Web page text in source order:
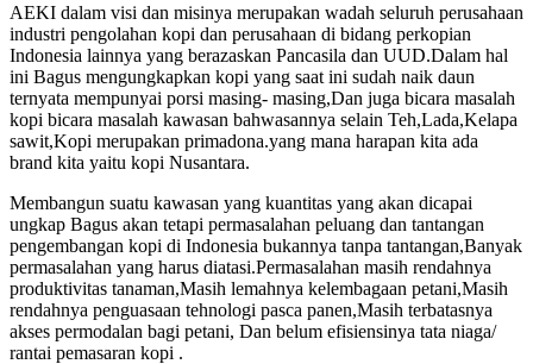
AEKI dalam visi dan misinya merupakan wadah seluruh perusahaan
industri pengolahan kopi dan perusahaan di bidang perkopian
Indonesia lainnya yang berazaskan Pancasila dan UUD.Dalam hal
ini Bagus mengungkapkan kopi yang saat ini sudah naik daun
ternyata mempunyai porsi masing- masing,Dan juga bicara masalah
kopi bicara masalah kawasan bahwasannya selain Teh,Lada,Kelapa
sawit,Kopi merupakan primadona.yang mana harapan kita ada
brand kita yaitu kopi Nusantara.
Membangun suatu kawasan yang kuantitas yang akan dicapai
ungkap Bagus akan tetapi permasalahan peluang dan tantangan
pengembangan kopi di Indonesia bukannya tanpa tantangan,Banyak
permasalahan yang harus diatasi.Permasalahan masih rendahnya
produktivitas tanaman,Masih lemahnya kelembagaan petani,Masih
rendahnya penguasaan tehnologi pasca panen,Masih terbatasnya
akses permodalan bagi petani, Dan belum efisiensinya tata niaga/
rantai pemasaran kopi .